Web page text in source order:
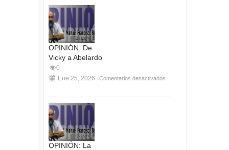
OPINIÓN: De
Vicky a Abelardo
0
Ene 25, 2026
Comentarios desactivados
OPINIÓN: La